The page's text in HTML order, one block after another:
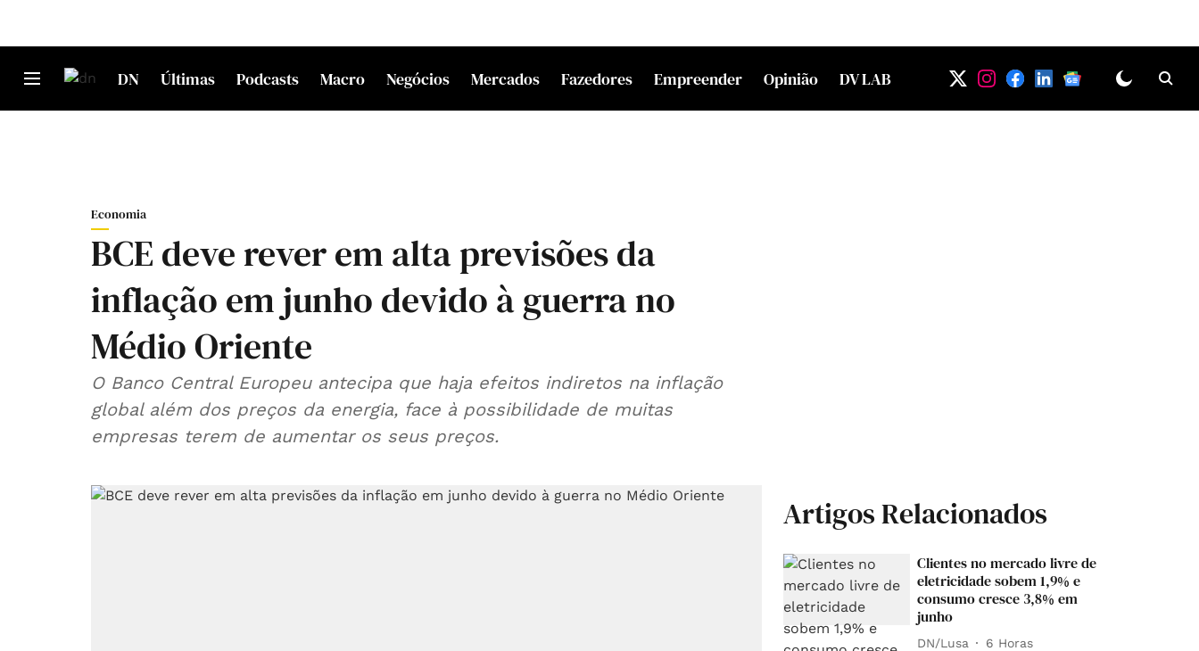
DN Últimas Podcasts Macro Negócios Mercados Fazedores Empreender Opinião DV LAB
Economia
BCE deve rever em alta previsões da
inflação em junho devido à guerra no
Médio Oriente
O Banco Central Europeu antecipa que haja efeitos indiretos na inflação
global além dos preços da energia, face à possibilidade de muitas
empresas terem de aumentar os seus preços.
Artigos Relacionados
Clientes no mercado livre de
eletricidade sobem 1,9% e
consumo cresce 3,8% em
junho
DN/Lusa 6 Horas